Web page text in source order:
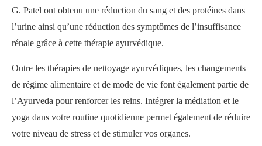
G. Patel ont obtenu une réduction du sang et des protéines dans
l’urine ainsi qu’une réduction des symptômes de l’insuffisance
rénale grâce à cette thérapie ayurvédique.
Outre les thérapies de nettoyage ayurvédiques, les changements
de régime alimentaire et de mode de vie font également partie de
l’Ayurveda pour renforcer les reins. Intégrer la médiation et le
yoga dans votre routine quotidienne permet également de réduire
votre niveau de stress et de stimuler vos organes.